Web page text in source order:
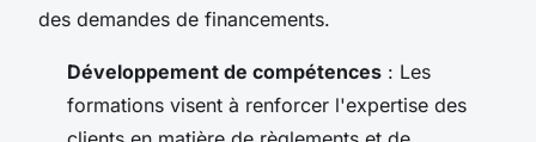
des demandes de financements.
Développement de compétences : Les
formations visent à renforcer l'expertise des